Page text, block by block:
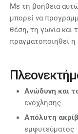
Με τη βοήθεια
μπορεί να
θέση, τη γωνία και
πραγματοποιηθεί
Ανώδυνη και
ενόχλησης
Απόλυτη
εμφυτεύματος